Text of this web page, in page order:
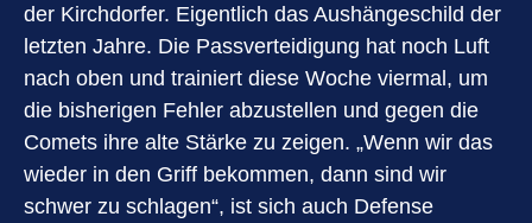
der Kirchdorfer. Eigentlich das Aushängeschild der
letzten Jahre. Die Passverteidigung hat noch Luft
nach oben und trainiert diese Woche viermal, um
die bisherigen Fehler abzustellen und gegen die
Comets ihre alte Stärke zu zeigen. „Wenn wir das
wieder in den Griff bekommen, dann sind wir
schwer zu schlagen“, ist sich auch Defense